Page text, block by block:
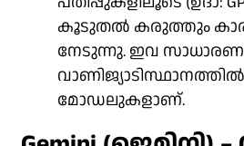
കൂടുതൽ കരുത്തും
നേടുന്നു. ഇവ
മോഡലുകളാണ്.